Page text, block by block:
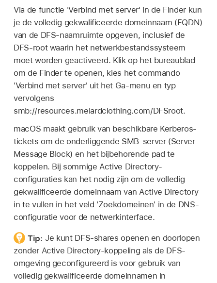
Via de functie 'Verbind met server' in de Finder kun
je de volledig gekwalificeerde domeinnaam (FQDN)
van de DFS-naamruimte opgeven, inclusief de
DFS-root waarin het netwerkbestandssysteem
moet worden geactiveerd. Klik op het bureaublad
om de Finder te openen, kies het commando
'Verbind met server' uit het Ga-menu en typ
vervolgens
smb://resources.melardclothing.com/DFSroot.
macOS maakt gebruik van beschikbare Kerberos-
tickets om de onderliggende SMB-server (Server
Message Block) en het bijbehorende pad te
koppelen. Bij sommige Active Directory-
configuraties kan het nodig zijn om de volledig
gekwalificeerde domeinnaam van Active Directory
in te vullen in het veld 'Zoekdomeinen' in de DNS-
configuratie voor de netwerkinterface.
Tip:Je kunt DFS-shares openen en doorlopen
zonder Active Directory-koppeling als de DFS-
omgeving geconfigureerd is voor gebruik van
volledig gekwalificeerde domeinnamen in